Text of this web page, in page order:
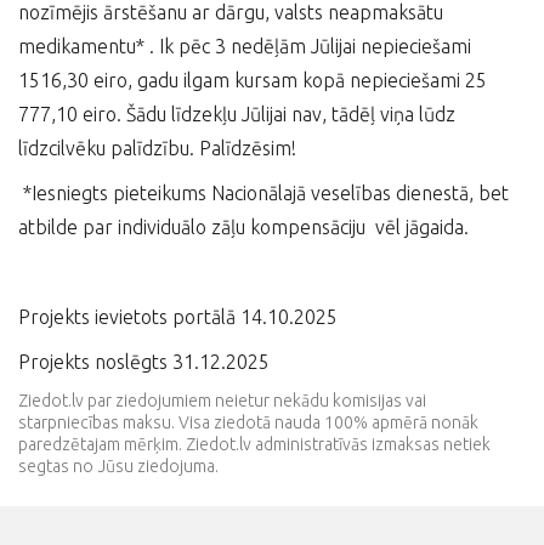
nozīmējis ārstēšanu ar dārgu, valsts neapmaksātu
medikamentu* . Ik pēc 3 nedēļām Jūlijai nepieciešami
1516,30 eiro, gadu ilgam kursam kopā nepieciešami 25
777,10 eiro. Šādu līdzekļu Jūlijai nav, tādēļ viņa lūdz
līdzcilvēku palīdzību. Palīdzēsim!
*Iesniegts pieteikums Nacionālajā veselības dienestā, bet
atbilde par individuālo zāļu kompensāciju vēl jāgaida.
Projekts ievietots portālā 14.10.2025
Projekts noslēgts 31.12.2025
Ziedot.lv par ziedojumiem neietur nekādu komisijas vai
starpniecības maksu. Visa ziedotā nauda 100% apmērā nonāk
paredzētajam mērķim. Ziedot.lv administratīvās izmaksas netiek
segtas no Jūsu ziedojuma.